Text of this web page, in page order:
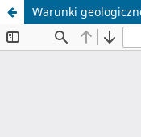
Warunki